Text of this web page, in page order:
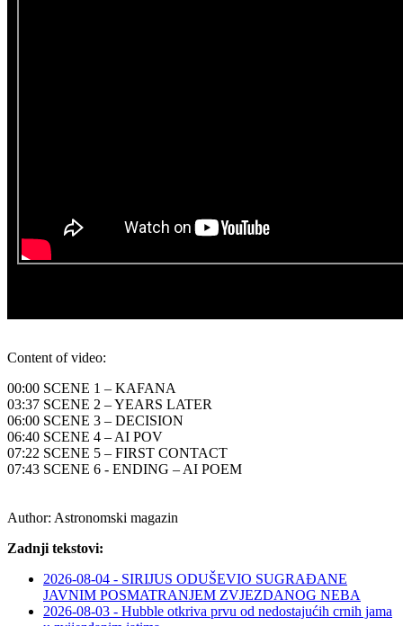
Content of video:
00:00 SCENE 1 – KAFANA
03:37 SCENE 2 – YEARS LATER
06:00 SCENE 3 – DECISION
06:40 SCENE 4 – AI POV
07:22 SCENE 5 – FIRST CONTACT
07:43 SCENE 6 - ENDING – AI POEM
Author: Astronomski magazin
Zadnji tekstovi:
2026-08-04 - SIRIJUS ODUŠEVIO SUGRAĐANE
JAVNIM POSMATRANJEM ZVJEZDANOG NEBA
2026-08-03 - Hubble otkriva prvu od nedostajućih crnih jama